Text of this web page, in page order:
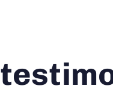
Author
Published
on:
Published
in: